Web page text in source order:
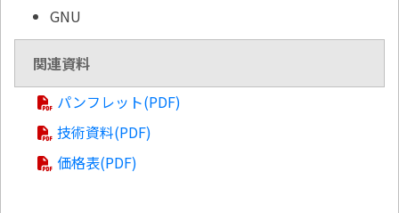
GNU
関連資料
パンフレット(PDF)
技術資料(PDF)
価格表(PDF)